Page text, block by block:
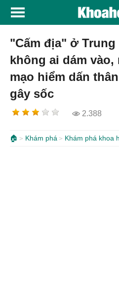
"Cấm địa" ở Trung
không ai dám vào,
mạo hiểm dấn
gây sốc
2.388
🏠 Khám phá Khám phá khoa